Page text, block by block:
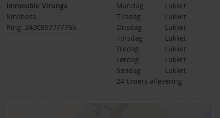
Immeuble Virunga
Kinshasa
Ring: 2430857777766
Mandag
Lukket
Tirsdag
Lukket
Onsdag
Lukket
Torsdag
Lukket
Fredag
Lukket
Lørdag
Lukket
Søndag
Lukket
24-timers aflevering